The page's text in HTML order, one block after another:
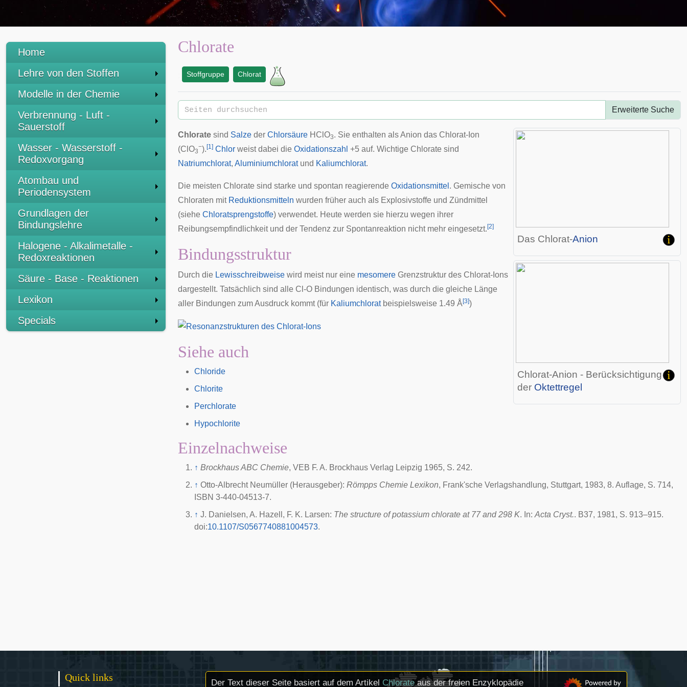
Home
Lehre von den Stoffen
Modelle in der Chemie
Verbrennung - Luft -
Sauerstoff
Wasser - Wasserstoff -
Redoxvorgang
Atombau und
Periodensystem
Grundlagen der
Bindungslehre
Halogene - Alkalimetalle -
Redoxreaktionen
Säure - Base - Reaktionen
Lexikon
Specials
Chlorate
Stoffgruppe Chlorat
Erweiterte Suche
Das Chlorat-Anion
Chlorat-Anion - Berücksichtigung
der Oktettregel
Chlorate sind Salze der Chlorsäure HClO3. Sie enthalten als Anion das Chlorat-Ion
(ClO3
−). [1] Chlor weist dabei die Oxidationszahl +5 auf. Wichtige Chlorate sind
Natriumchlorat, Aluminiumchloratund Kaliumchlorat.
Die meisten Chlorate sind starke und spontan reagierende Oxidationsmittel . Gemische von
Chloraten mit Reduktionsmitteln wurden früher auch als Explosivstoffe und Zündmittel
(siehe Chloratsprengstoffe) verwendet. Heute werden sie hierzu wegen ihrer
Reibungsempfindlichkeit und der Tendenz zur Spontanreaktion nicht mehr eingesetzt. [2]
Bindungsstruktur
Durch die Lewisschreibweise wird meist nur eine mesomere Grenzstruktur des Chlorat-Ions
dargestellt. Tatsächlich sind alle Cl-O Bindungen identisch, was durch die gleiche Länge
aller Bindungen zum Ausdruck kommt (für Kaliumchloratbeispielsweise 1.49 Å [3])
Siehe auch
Chloride
Chlorite
Perchlorate
Hypochlorite
Einzelnachweise
↑ Brockhaus ABC Chemie, VEB F. A. Brockhaus Verlag Leipzig 1965, S. 242.
↑ Otto-Albrecht Neumüller (Herausgeber): Römpps Chemie Lexikon, Frank'sche Verlagshandlung, Stuttgart, 1983, 8. Auflage, S. 714,
ISBN 3-440-04513-7.
↑ J. Danielsen, A. Hazell, F. K. Larsen: The structure of potassium chlorate at 77 and 298 K. In: Acta Cryst.. B37, 1981, S. 913–915.
doi:10.1107/S0567740881004573.
Quick links Der Text dieser Seite basiert auf dem Artikel Chlorateaus der freien Enzyklopädie